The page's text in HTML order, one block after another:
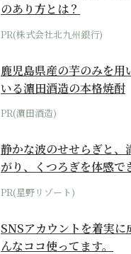
のあり方とは？
PR(株式会社北九州銀行)
鹿児島県産の芋のみを用
いる濵田酒造の本格焼酎
PR(濵田酒造)
静かな波のせせらぎと、
がり、くつろぎを体感で
ホテル by...
PR(星野リゾート)
SNSアカウントを着実に
んなココ使ってます。